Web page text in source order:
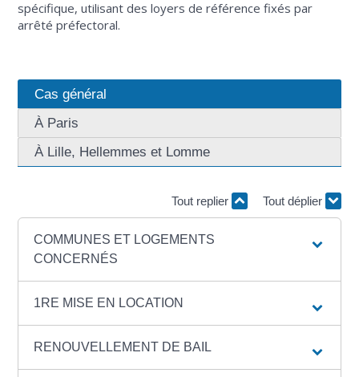
spécifique, utilisant des loyers de référence fixés par
arrêté préfectoral.
Cas général
À Paris
À Lille, Hellemmes et Lomme
Tout replier Tout déplier
COMMUNES ET LOGEMENTS
CONCERNÉS
1RE MISE EN LOCATION
RENOUVELLEMENT DE BAIL